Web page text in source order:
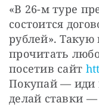
«В 26-м туре
состоится
рублей».
прочитать
посетив сайт
Покупай — иди
делай ставки